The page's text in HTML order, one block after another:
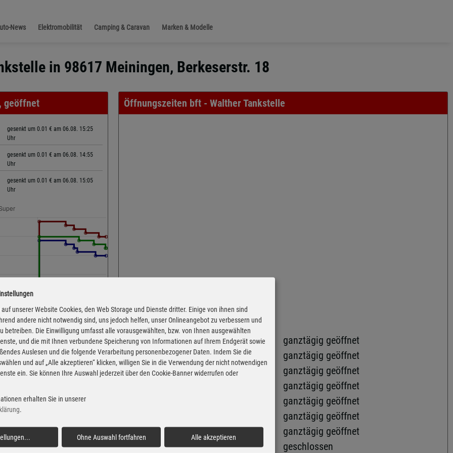
News Elektromobilität Camping & Caravan Marken & Modelle
in 98617 Meiningen, Berkeserstr. 18
geöffnet
gesenkt um 0.01 € am 06.08. 15:25
Uhr
gesenkt um 0.01 € am 06.08. 14:55
Uhr
gesenkt um 0.01 € am 06.08. 15:05
Uhr
der Markttransparenzstelle
Informationsdienst,
übernehmen. Alle
der jeweiligen
Öffnungszeiten bft - Walther Tankstelle
Berkeserstr. 18
98617 Meiningen
Montag
ganztägig geöffnet
Dienstag
ganztägig geöffnet
Mittwoch
ganztägig geöffnet
ganztägig geöffnet
ganztägig geöffnet
ganztägig geöffnet
Sonntag
ganztägig geöffnet
Feiertag
geschlossen
unserer Website Cookies, den Web Storage und Dienste dritter. Einige von ihnen sind
andere nicht notwendig sind, uns jedoch helfen, unser Onlineangebot zu verbessern und
betreiben. Die Einwilligung umfasst alle vorausgewählten, bzw. von Ihnen ausgewählten
und die mit Ihnen verbundene Speicherung von Informationen auf Ihrem Endgerät sowie
Auslesen und die folgende Verarbeitung personenbezogener Daten. Indem Sie die
und auf „Alle akzeptieren“ klicken, willigen Sie in die Verwendung der nicht notwendigen
ein. Sie können Ihre Auswahl jederzeit über den Cookie-Banner widerrufen oder
erhalten Sie in unserer
.
... Ohne Auswahl fortfahren Alle akzeptieren